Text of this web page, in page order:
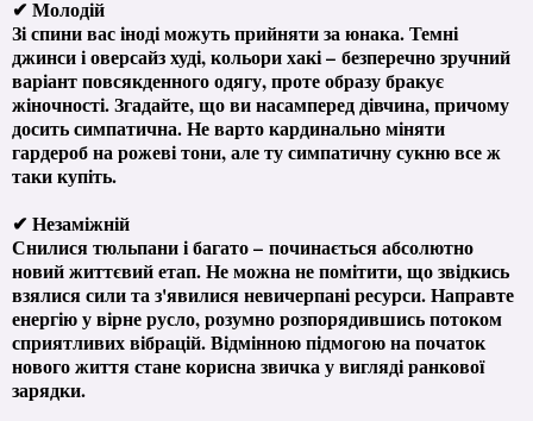
✔ Молодій
Зі спини вас іноді можуть прийняти за юнака. Темні
джинси і оверсайз худі, кольори хакі – безперечно зручний
варіант повсякденного одягу, проте образу бракує
жіночності. Згадайте, що ви насамперед дівчина, причому
досить симпатична. Не варто кардинально міняти
гардероб на рожеві тони, але ту симпатичну сукню все ж
таки купіть.
✔ Незаміжній
Снилися тюльпани і багато – починається абсолютно
новий життєвий етап. Не можна не помітити, що звідкись
взялися сили та з'явилися невичерпані ресурси. Направте
енергію у вірне русло, розумно розпорядившись потоком
сприятливих вібрацій. Відмінною підмогою на початок
нового життя стане корисна звичка у вигляді ранкової
зарядки.